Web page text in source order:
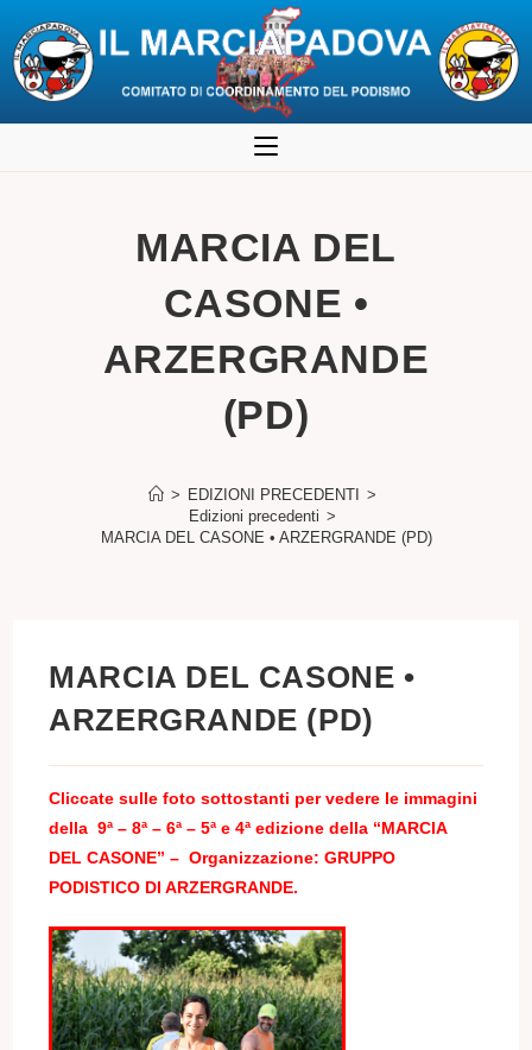
al
MARCIA DEL
CASONE •
ARZERGRANDE
(PD)
> EDIZIONI PRECEDENTI
>
Edizioni precedenti >
MARCIA DEL CASONE • ARZERGRANDE (PD)
MARCIA DEL CASONE •
ARZERGRANDE (PD)
Cliccate sulle foto sottostanti per vedere le immagini
della9ª –8ª – 6ª – 5ª e 4ª edizione della “MARCIA
DEL CASONE” – Organizzazione: GRUPPO
PODISTICO DI ARZERGRANDE.